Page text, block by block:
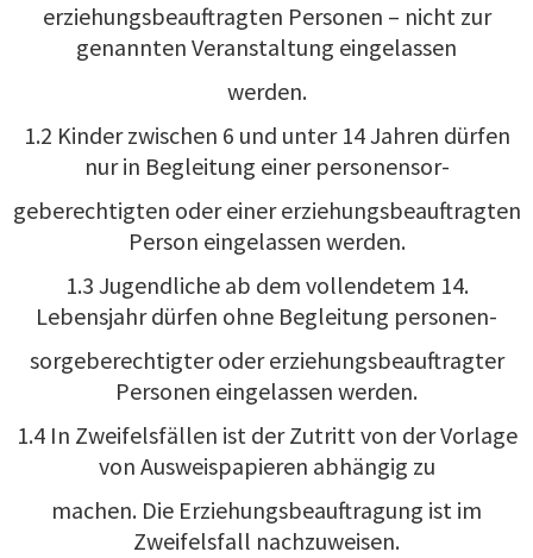
erziehungsbeauftragten Personen – nicht zur
genannten Veranstaltung eingelassen
werden.
1.2 Kinder zwischen 6 und unter 14 Jahren dürfen
nur in Begleitung einer personensor-
geberechtigten oder einer erziehungsbeauftragten
Person eingelassen werden.
1.3 Jugendliche ab dem vollendetem 14.
Lebensjahr dürfen ohne Begleitung personen-
sorgeberechtigter oder erziehungsbeauftragter
Personen eingelassen werden.
1.4 In Zweifelsfällen ist der Zutritt von der Vorlage
von Ausweispapieren abhängig zu
machen. Die Erziehungsbeauftragung ist im
Zweifelsfall nachzuweisen.